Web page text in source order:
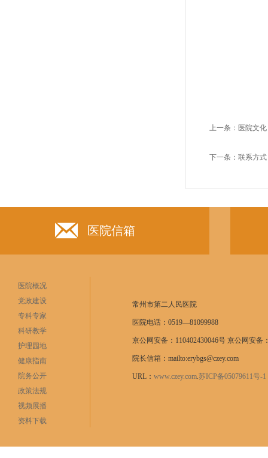
上一条： 医院文化
下一条： 联系方式
医院信箱
医院概况
党政建设
专科专家
科研教学
护理园地
健康指南
院务公开
政策法规
视频展播
资料下载
常州市第二人民医院
医院电话：0519—81099988
京公网安备：110402430046号 京公网安备
院长信箱：mailto:erybgs@czey.com
URL： www.czey.com.苏ICP备05079611号-